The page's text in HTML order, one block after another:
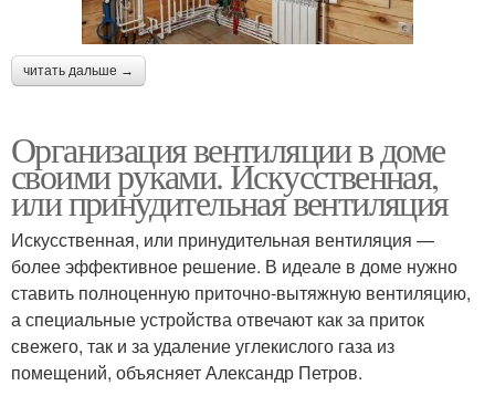
читать дальше →
Организация вентиляции в доме
своими руками. Искусственная,
или принудительная вентиляция
Искусственная, или принудительная вентиляция —
более эффективное решение. В идеале в доме нужно
ставить полноценную приточно-вытяжную вентиляцию,
а специальные устройства отвечают как за приток
свежего, так и за удаление углекислого газа из
помещений, объясняет Александр Петров.